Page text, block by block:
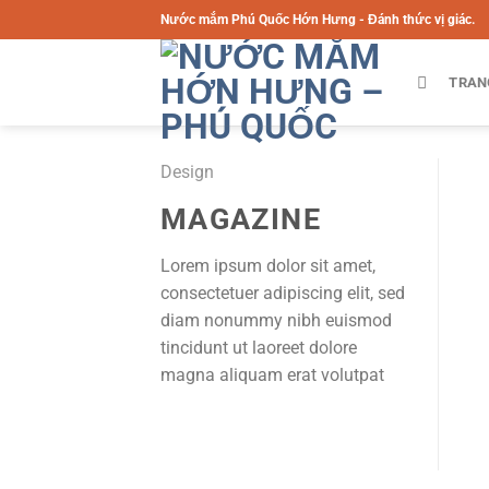
đến
Nước mắm Phú Quốc Hớn Hưng - Đánh thức vị giác.
Design
MAGAZINE
Lorem ipsum dolor sit amet,
consectetuer adipiscing elit, sed
diam nonummy nibh euismod
tincidunt ut laoreet dolore
magna aliquam erat volutpat